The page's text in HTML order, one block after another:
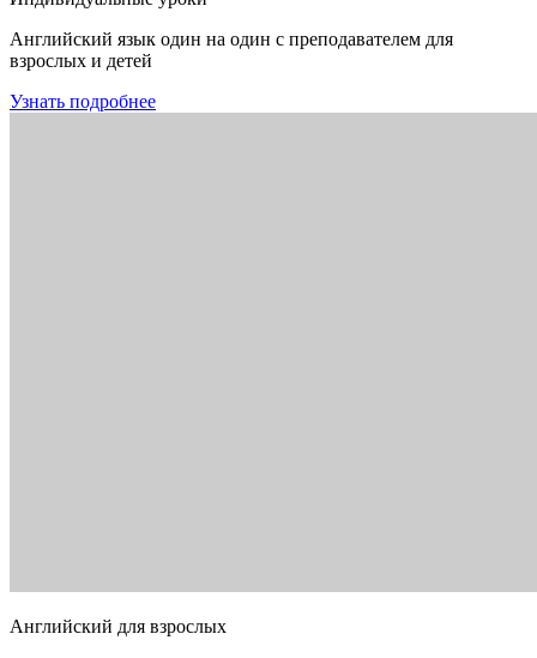
Английский язык один на один с преподавателем для
взрослых и детей
Узнать подробнее
Английский для взрослых